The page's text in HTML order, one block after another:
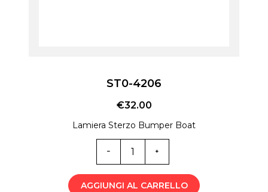
ST0-4206
€32.00
Lamiera Sterzo Bumper Boat
ST0-
4206
quantità
AGGIUNGI AL CARRELLO